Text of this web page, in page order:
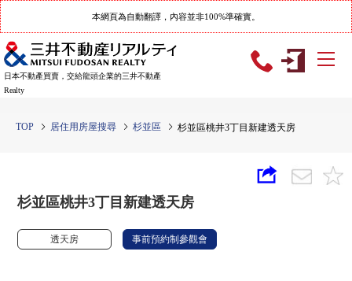
本網頁為自動翻譯，內容並非100%準確實。
日本不動產買賣，交給龍頭企業的三井不動產
Realty
TOP 居住用房屋搜尋 杉並區 杉並區桃井3丁目新建透天房
杉並區桃井3丁目新建透天房
透天房 事前預約制參觀會